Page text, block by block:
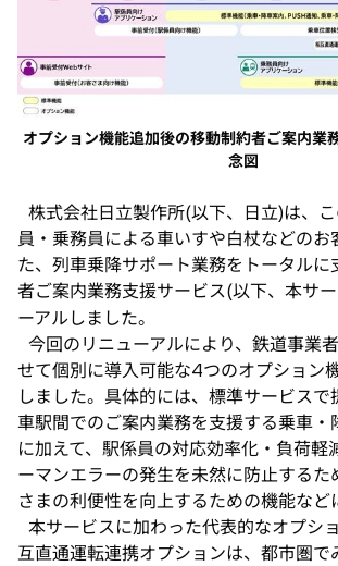
く
オプション機能追加後の移動制約者ご案内業
念図
株式会社日立製作所(以下、日立)は、
員・乗務員による車いすや白杖などのお
た、列車乗降サポート業務をトータルに
者ご案内業務支援サービス(以下、本サ
ーアルしました。
今回のリニューアルにより、鉄道事業
せて個別に導入可能な4つのオプション
しました。具体的には、標準サービス
車駅間でのご案内業務を支援する乗車・
に加えて、駅係員の対応効率化・負荷軽
ーマンエラーの発生を未然に防止するた
さまの利便性を向上するための機能など
本サービスに加わった代表的なオプシ
互直通運転連携オプションは、都市圏で